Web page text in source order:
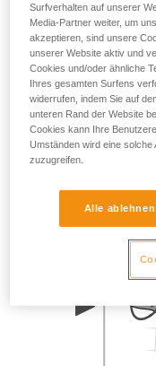
Surfverhalten auf unserer
Media-Partner weiter, um
akzeptieren, sind unsere
unserer Website aktiv und
Cookies und/oder ähnliche
Ihres gesamten Surfens
widerrufen, indem Sie auf
unteren Rand der Website
Cookies kann Ihre
Umständen wird eine solche
zuzugreifen.
Alle ablehnen